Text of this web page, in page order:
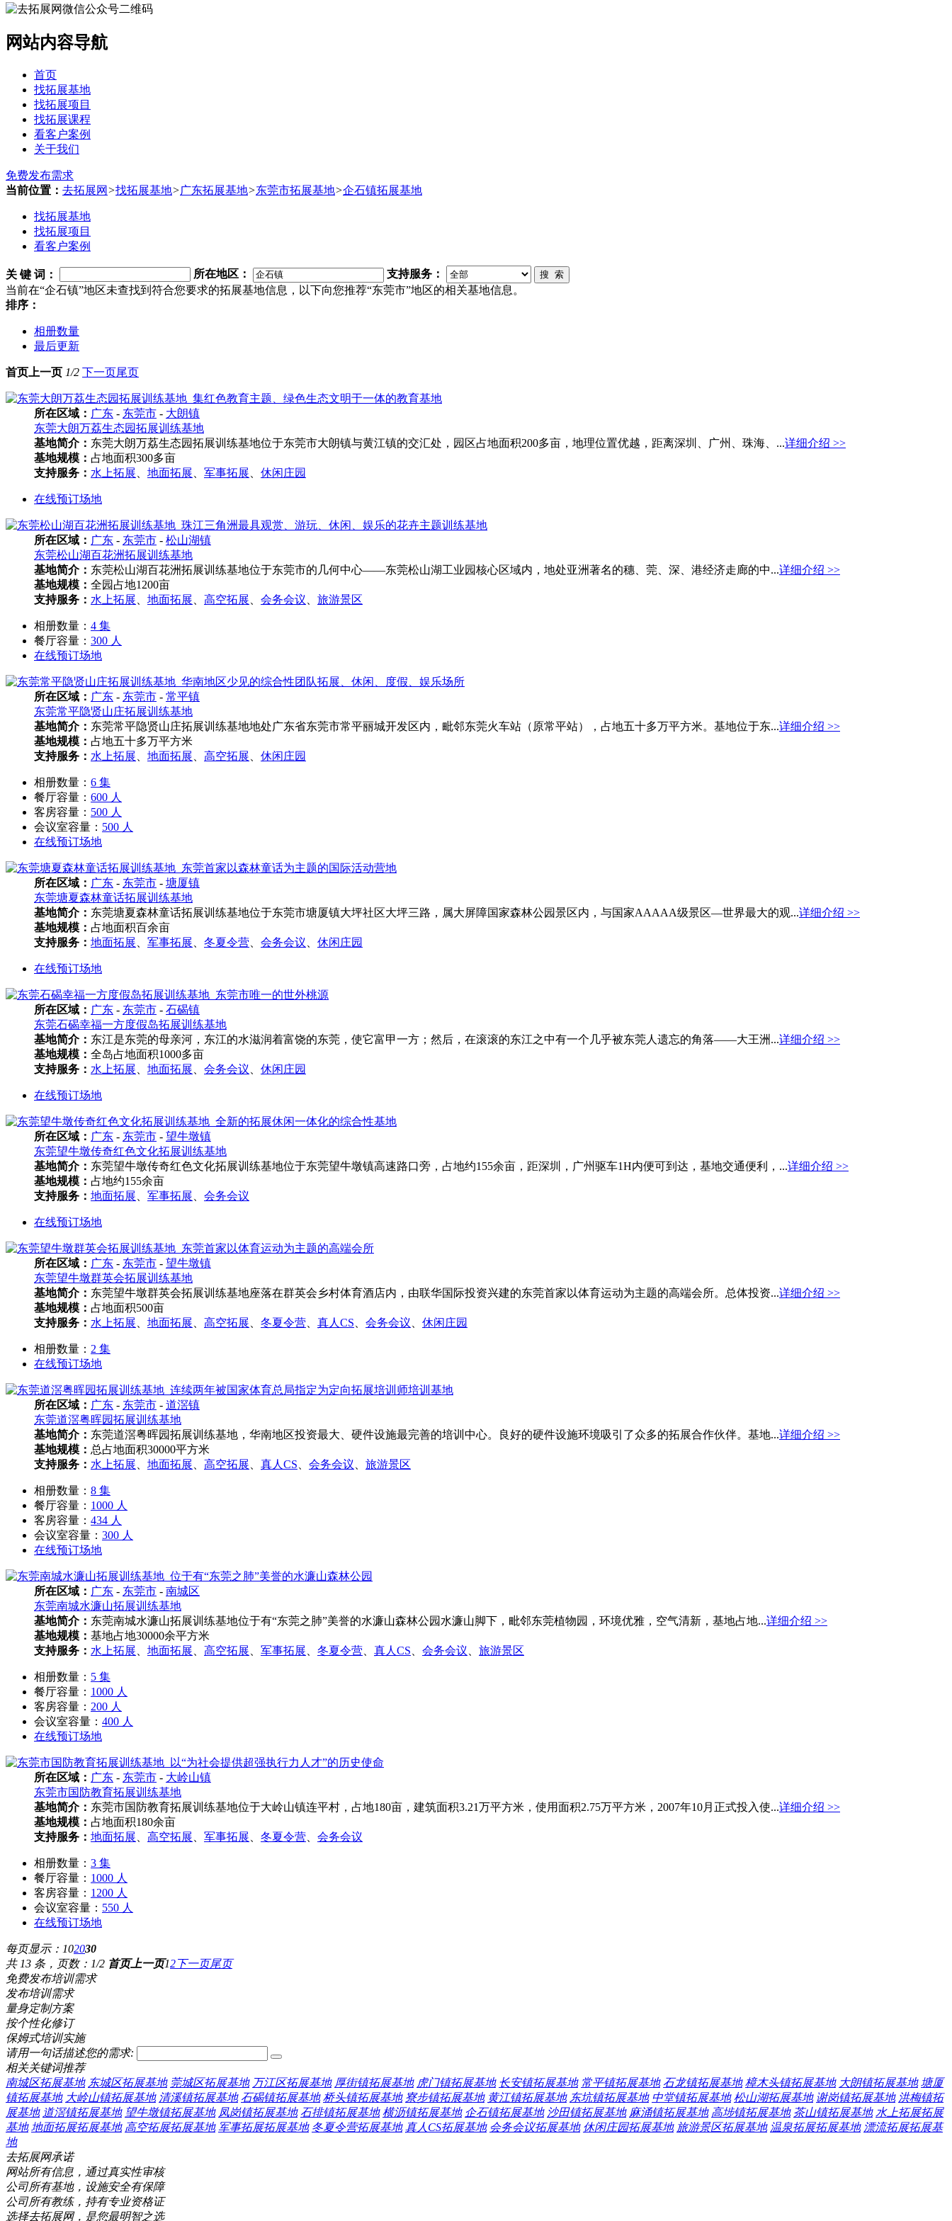
网站内容导航
首页
找拓展基地
找拓展项目
找拓展课程
看客户案例
关于我们
免费发布需求
当前位置： 去拓展网 >找拓展基地>广东拓展基地>东莞市拓展基地>企石镇拓展基地
找拓展基地
找拓展项目
看客户案例
关 键 词 ： 所在地区： 支持服务： 搜 索
当前在“企石镇”地区未查找到符合您要求的拓展基地信息，以下向您推荐“东莞市”地区的相关基地信息。
排序：
相册数量
最后更新
首页 上一页 1/2 下一页尾页
所在区域： 广东 - 东莞市 - 大朗镇
东莞大朗万荔生态园拓展训练基地
基地简介： 东莞大朗万荔生态园拓展训练基地位于东莞市大朗镇与黄江镇的交汇处，园区占地面积200多亩，地理位置优越，距离深圳、广州、珠海、...详细介绍 >>
基地规模： 占地面积300多亩
支持服务： 水上拓展 地面拓展 军事拓展 休闲庄园
在线预订场地
所在区域： 广东 - 东莞市 - 松山湖镇
东莞松山湖百花洲拓展训练基地
基地简介： 东莞松山湖百花洲拓展训练基地位于东莞市的几何中心——东莞松山湖工业园核心区域内，地处亚洲著名的穗、莞、深、港经济走廊的中...详细介绍 >>
基地规模： 全园占地1200亩
支持服务： 水上拓展 地面拓展 高空拓展 会务会议 旅游景区
相册数量： 4 集
餐厅容量： 300 人
在线预订场地
所在区域： 广东 - 东莞市 - 常平镇
东莞常平隐贤山庄拓展训练基地
基地简介： 东莞常平隐贤山庄拓展训练基地地处广东省东莞市常平丽城开发区内，毗邻东莞火车站（原常平站），占地五十多万平方米。基地位于东...详细介绍 >>
基地规模： 占地五十多万平方米
支持服务： 水上拓展 地面拓展 高空拓展 休闲庄园
相册数量： 6 集
餐厅容量： 600 人
客房容量： 500 人
会议室容量： 500 人
在线预订场地
所在区域： 广东 - 东莞市 - 塘厦镇
东莞塘夏森林童话拓展训练基地
基地简介： 东莞塘夏森林童话拓展训练基地位于东莞市塘厦镇大坪社区大坪三路，属大屏障国家森林公园景区内，与国家AAAAA级景区—世界最大的观...详细介绍 >>
基地规模： 占地面积百余亩
支持服务： 地面拓展 军事拓展 冬夏令营 会务会议 休闲庄园
在线预订场地
所在区域： 广东 - 东莞市 - 石碣镇
东莞石碣幸福一方度假岛拓展训练基地
基地简介： 东江是东莞的母亲河，东江的水滋润着富饶的东莞，使它富甲一方；然后，在滚滚的东江之中有一个几乎被东莞人遗忘的角落——大王洲...详细介绍 >>
基地规模： 全岛占地面积1000多亩
支持服务： 水上拓展 地面拓展 会务会议 休闲庄园
在线预订场地
所在区域： 广东 - 东莞市 - 望牛墩镇
东莞望牛墩传奇红色文化拓展训练基地
基地简介： 东莞望牛墩传奇红色文化拓展训练基地位于东莞望牛墩镇高速路口旁，占地约155余亩，距深圳，广州驱车1H内便可到达，基地交通便利，...详细介绍 >>
基地规模： 占地约155余亩
支持服务： 地面拓展 军事拓展 会务会议
在线预订场地
所在区域： 广东 - 东莞市 - 望牛墩镇
东莞望牛墩群英会拓展训练基地
基地简介： 东莞望牛墩群英会拓展训练基地座落在群英会乡村体育酒店内，由联华国际投资兴建的东莞首家以体育运动为主题的高端会所。总体投资...详细介绍 >>
基地规模： 占地面积500亩
支持服务： 水上拓展 地面拓展 高空拓展 冬夏令营 真人CS 会务会议 休闲庄园
相册数量： 2 集
在线预订场地
所在区域： 广东 - 东莞市 - 道滘镇
东莞道滘粤晖园拓展训练基地
基地简介： 东莞道滘粤晖园拓展训练基地，华南地区投资最大、硬件设施最完善的培训中心。良好的硬件设施环境吸引了众多的拓展合作伙伴。基地...详细介绍 >>
基地规模： 总占地面积30000平方米
支持服务： 水上拓展 地面拓展 高空拓展 真人CS 会务会议 旅游景区
相册数量： 8 集
餐厅容量： 1000 人
客房容量： 434 人
会议室容量： 300 人
在线预订场地
所在区域： 广东 - 东莞市 - 南城区
东莞南城水濂山拓展训练基地
基地简介： 东莞南城水濂山拓展训练基地位于有“东莞之肺”美誉的水濂山森林公园水濂山脚下，毗邻东莞植物园，环境优雅，空气清新，基地占地...详细介绍 >>
基地规模： 基地占地30000余平方米
支持服务： 水上拓展 地面拓展 高空拓展 军事拓展 冬夏令营 真人CS 会务会议 旅游景区
相册数量： 5 集
餐厅容量： 1000 人
客房容量： 200 人
会议室容量： 400 人
在线预订场地
所在区域： 广东 - 东莞市 - 大岭山镇
东莞市国防教育拓展训练基地
基地简介： 东莞市国防教育拓展训练基地位于大岭山镇连平村，占地180亩，建筑面积3.21万平方米，使用面积2.75万平方米，2007年10月正式投入使...详细介绍 >>
基地规模： 占地面积180余亩
支持服务： 地面拓展 高空拓展 军事拓展 冬夏令营 会务会议
相册数量： 3 集
餐厅容量： 1000 人
客房容量： 1200 人
会议室容量： 550 人
在线预订场地
每页显示： 102030
共 13 条，页数：1/2 首页上一页12下一页尾页
免费发布培训需求
发布培训需求
量身定制方案
按个性化修订
保姆式培训实施
请用一句话描述您的需求:
相关关键词推荐
南城区拓展基地 东城区拓展基地 莞城区拓展基地 万江区拓展基地 厚街镇拓展基地 虎门镇拓展基地 长安镇拓展基地 常平镇拓展基地 石龙镇拓展基地 樟木头镇拓展基地 大朗镇拓展基地 塘厦
镇拓展基地 大岭山镇拓展基地 清溪镇拓展基地 石碣镇拓展基地 桥头镇拓展基地 寮步镇拓展基地 黄江镇拓展基地 东坑镇拓展基地 中堂镇拓展基地 松山湖拓展基地 谢岗镇拓展基地 洪梅镇拓
展基地 道滘镇拓展基地 望牛墩镇拓展基地 凤岗镇拓展基地 石排镇拓展基地 横沥镇拓展基地 企石镇拓展基地 沙田镇拓展基地 麻涌镇拓展基地 高埗镇拓展基地 茶山镇拓展基地 水上拓展拓展
基地 地面拓展拓展基地 高空拓展拓展基地 军事拓展拓展基地 冬夏令营拓展基地 真人CS拓展基地 会务会议拓展基地 休闲庄园拓展基地 旅游景区拓展基地 温泉拓展拓展基地 漂流拓展拓展基
地
去拓展网承诺
网站所有信息，通过真实性审核
公司所有基地，设施安全有保障
公司所有教练，持有专业资格证
选择去拓展网，是您最明智之选